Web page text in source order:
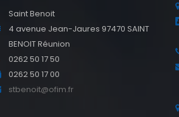
Saint Benoit
4 avenue Jean-Jaures 97470 SAINT
BENOIT Réunion
0262 50 17 50
0262 50 17 00
stbenoit@ofim.fr